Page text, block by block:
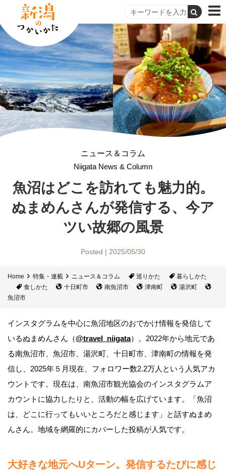
ニュース＆コラム
Niigata News & Column
魚沼はどこを訪れても魅力的。
ぬまめんさんが発信する、今ア
ツい故郷の風景
Posted | 2025/05/30
Home 特集・連載 ニュース＆コラム 巡りかた
暮らしかた
食しかた
十日町市 南魚沼市 津南町
湯沢町
魚沼市
インスタグラムを中心に魚沼地区のおでかけ情報を発信して
いるぬまめんさん（@travel_niigata）。2022年から地元であ
る南魚沼市、魚沼市、湯沢町、十日町市、津南町の情報を発
信し、2025年５月現在、フォロワー数2.2万人という人気アカ
ウントです。現在は、南魚沼市観光協会のインスタグラムア
カウントに協力したりと、活動の幅を広げています。「魚沼
は、どこに行ってもいいところだと感じます」と話すぬまめ
んさん。地域を網羅的にカバーした投稿が人気です。
大好きな地元へUターン。 発信するたびに感じ